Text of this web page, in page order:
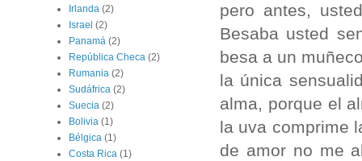
pero antes,
Besaba usted
besa a un
la única
alma, porque el
la uva comprime
de amor no me
Irlanda (2)
Israel (2)
Panamá (2)
República Checa (2)
Rumania (2)
Sudáfrica (2)
Suecia (2)
Bolivia (1)
Bélgica (1)
Costa Rica (1)